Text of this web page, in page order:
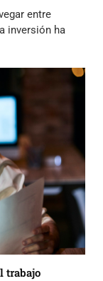
entre
inversión ha
trabajo